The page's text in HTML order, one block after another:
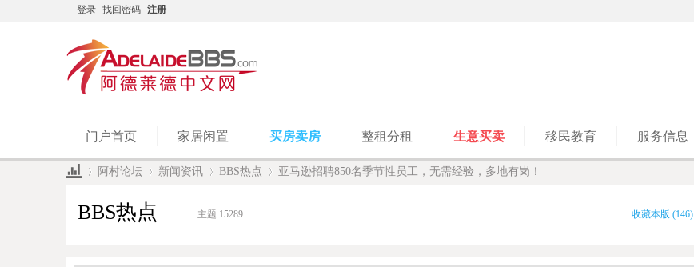
登录 找回密码 注册
门户首页 家居闲置 买房卖房 整租分租 生意买卖 移民教育 服务信息
阿村论坛 新闻资讯 BBS热点 亚马逊招聘850名季节性员工，无需经验，多地有岗！
BBS热点 主题:15289 收藏本版 (146)